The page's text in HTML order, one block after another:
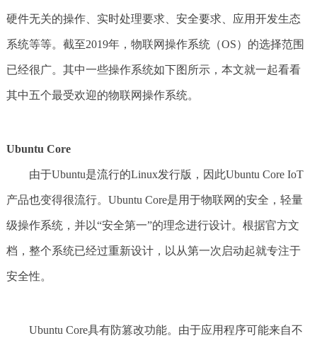
硬件无关的操作、实时处理要求、安全要求、应用开发生态
系统等等。截至2019年，物联网操作系统（OS）的选择范围
已经很广。其中一些操作系统如下图所示，本文就一起看看
其中五个最受欢迎的物联网操作系统。
Ubuntu Core
由于Ubuntu是流行的Linux发行版，因此Ubuntu Core IoT
产品也变得很流行。Ubuntu Core是用于物联网的安全，轻量
级操作系统，并以“安全第一”的理念进行设计。根据官方文
档，整个系统已经过重新设计，以从第一次启动起就专注于
安全性。
Ubuntu Core具有防篡改功能。由于应用程序可能来自不